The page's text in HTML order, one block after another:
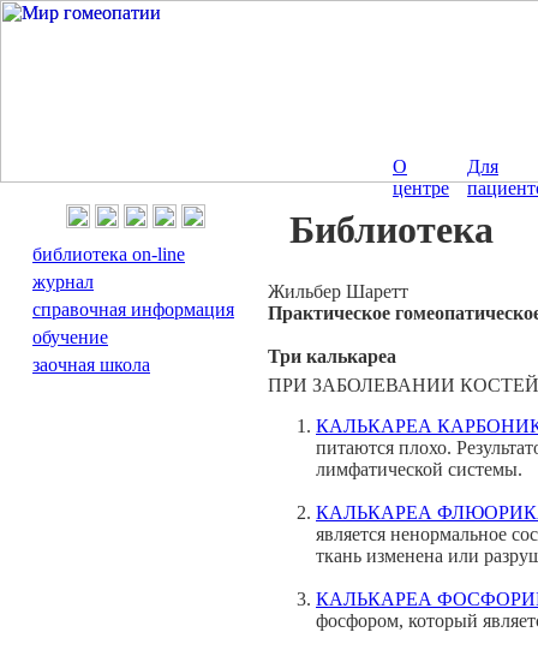
О
центре
Для
Библиотека
Жильбер Шаретт
Практическое
Три калькареа
ПРИ ЗАБОЛЕВАНИИ
КАЛЬКАРЕА
питаются плохо.
лимфатической системы.
КАЛЬКАРЕА
является ненормальное
ткань изменена или
КАЛЬКАРЕА
фосфором, который
библиотека on-line
журнал
справочная информация
обучение
заочная школа